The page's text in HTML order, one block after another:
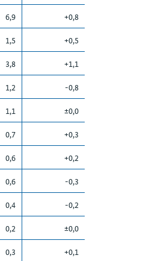
6,9
+0,8
1,5
+0,5
3,8
+1,1
1,2
-0,8
1,1
±0,0
0,7
+0,3
0,6
+0,2
0,6
-0,3
0,4
-0,2
0,2
±0,0
0,3
+0,1